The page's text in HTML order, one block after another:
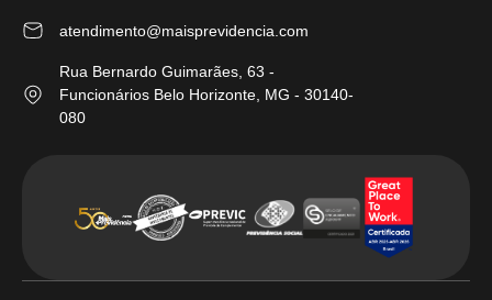
atendimento@maisprevidencia.com
Rua Bernardo Guimarães, 63 -
Funcionários Belo Horizonte, MG - 30140-
080